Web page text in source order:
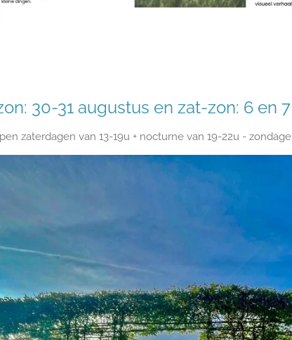
30-31 augustus en zat-zon: 6 en
zaterdagen van 13-19u + nocturne van 19-22u -